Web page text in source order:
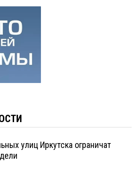
улиц Иркутска ограничат